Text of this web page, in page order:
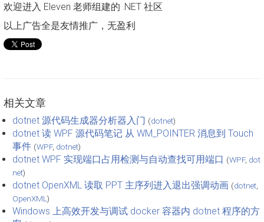
欢迎进入 Eleven 老师组建的 .NET 社区
以上广告全是友情推广，无盈利
相关文章
dotnet 源代码生成器分析器入门 (dotnet)
dotnet 读 WPF 源代码笔记 从 WM_POINTER 消息到 Touch
事件 (WPF, dotnet)
dotnet WPF 实现端口占用检测与自动查找可用端口 (WPF, dot
net)
dotnet OpenXML 读取 PPT 主序列进入退出强调动画 (dotnet
OpenXML )
Windows 上高效开发与调试 docker 容器内 dotnet 程序的方